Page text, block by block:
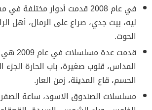
في عام 2008 قدمت أدوار
ليه، بيت جدي، صراع على الرمال، أهل
الحوت.
قدمت
المداس، قلوب صغيرة، باب الحارة الجزء
الحسم، قاع المدينة، زمن العار.
مسلسلات الصندوق الاسود، ساعة الصفر،